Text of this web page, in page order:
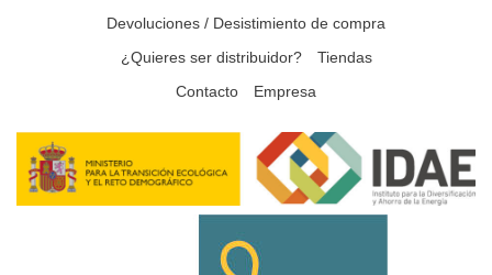
Devoluciones / Desistimiento de compra
¿Quieres ser distribuidor?
Tiendas
Contacto
Empresa